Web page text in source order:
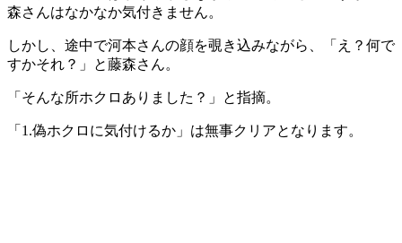
森さんはなかなか気付きません。
しかし、途中で河本さんの顔を覗き込みながら、「え？何で
すかそれ？」と藤森さん。
「そんな所ホクロありました？」と指摘。
「1.偽ホクロに気付けるか」は無事クリアとなります。